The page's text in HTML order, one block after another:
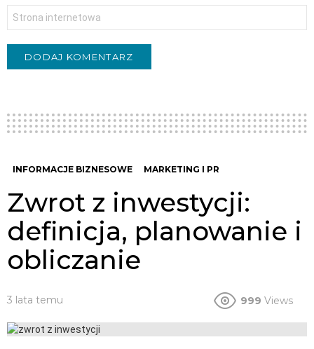
internetowa
INFORMACJE BIZNESOWE MARKETING I PR
Zwrot z inwestycji:
definicja, planowanie i
obliczanie
3 lata temu 999 Views